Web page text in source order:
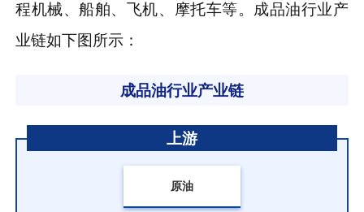
程机械、船舶、飞机、摩托车等。成品油行业产
业链如下图所示：
成品油行业产业链
原油
上游